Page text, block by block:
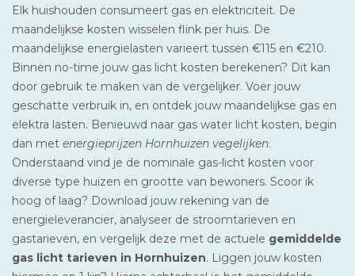
Elk huishouden consumeert gas en elektriciteit. De
maandelijkse kosten wisselen flink per huis. De
maandelijkse energielasten varieert tussen €115 en €210.
Binnen no-time jouw gas licht kosten berekenen? Dit kan
door gebruik te maken van de vergelijker. Voer jouw
geschatte verbruik in, en ontdek jouw maandelijkse gas en
elektra lasten. Benieuwd naar gas water licht kosten, begin
dan met energieprijzen Hornhuizen vegelijken.
Onderstaand vind je de nominale gas-licht kosten voor
diverse type huizen en grootte van bewoners. Scoor ik
hoog of laag? Download jouw rekening van de
energieleverancier, analyseer de stroomtarieven en
gastarieven, en vergelijk deze met de actuele gemiddelde
gas licht tarieven in Hornhuizen. Liggen jouw kosten